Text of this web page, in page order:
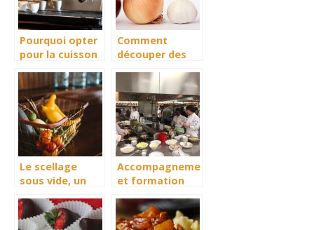
Pourquoi opter
pour la cuisson
une plancha
électrique?
Comment
découper des
couler la
moindre larme ?
Le scellage
sous vide, un
énorme
Accompagnement
et formation
de la
restauration